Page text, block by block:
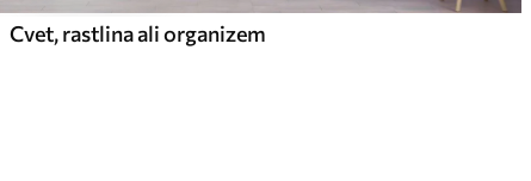
Cvet, rastlina ali organizem